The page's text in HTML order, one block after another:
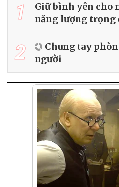
1
Giữ bình yên cho
năng lượng trọng
2
Chung tay
người